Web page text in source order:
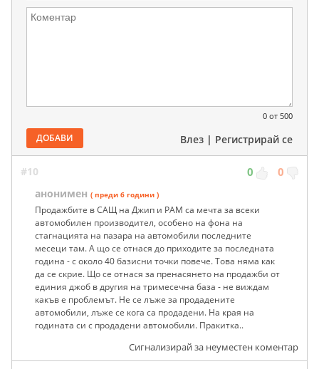
0 от 500
ДОБАВИ Влез | Регистрирай се
#10 0 0
анонимен ( преди 6 години )
Продажбите в САЩ на Джип и РАМ са мечта за всеки
автомобилен производител, особено на фона на
стагнацията на пазара на автомобили последните
месеци там. А що се отнася до приходите за последната
година - с около 40 базисни точки повече. Това няма как
да се скрие. Що се отнася за пренасянето на продажби от
единия джоб в другия на тримесечна база - не виждам
какъв е проблемът. Не се лъже за продадените
автомобили, лъже се кога са продадени. На края на
годината си с продадени автомобили. Пракитка..
Сигнализирай за неуместен коментар